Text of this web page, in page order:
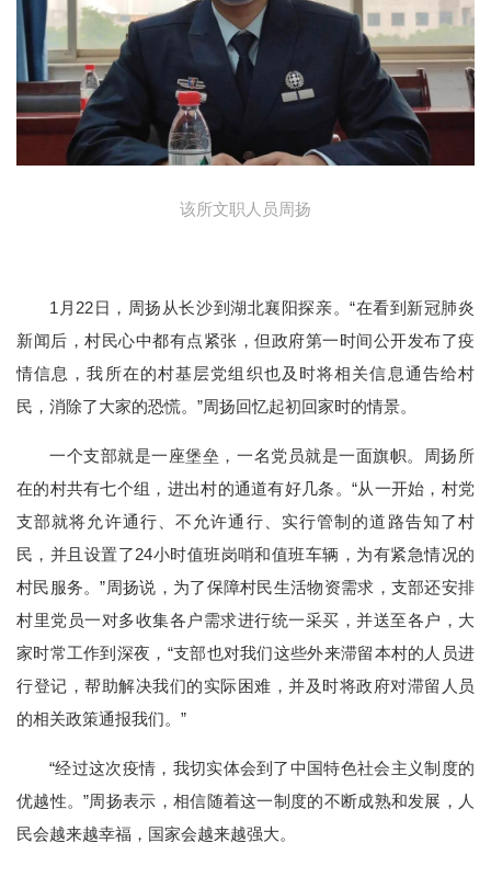
该所文职人员周扬
1月22日，周扬从长沙到湖北襄阳探亲。“在看到新冠肺炎
新闻后，村民心中都有点紧张，但政府第一时间公开发布了疫
情信息，我所在的村基层党组织也及时将相关信息通告给村
民，消除了大家的恐慌。”周扬回忆起初回家时的情景。
一个支部就是一座堡垒，一名党员就是一面旗帜。周扬所
在的村共有七个组，进出村的通道有好几条。“从一开始，村党
支部就将允许通行、不允许通行、实行管制的道路告知了村
民，并且设置了24小时值班岗哨和值班车辆，为有紧急情况的
村民服务。”周扬说，为了保障村民生活物资需求，支部还安排
村里党员一对多收集各户需求进行统一采买，并送至各户，大
家时常工作到深夜，“支部也对我们这些外来滞留本村的人员进
行登记，帮助解决我们的实际困难，并及时将政府对滞留人员
的相关政策通报我们。”
“经过这次疫情，我切实体会到了中国特色社会主义制度的
优越性。”周扬表示，相信随着这一制度的不断成熟和发展，人
民会越来越幸福，国家会越来越强大。